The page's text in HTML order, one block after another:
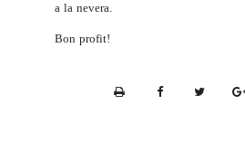
a la nevera.
Bon profit!